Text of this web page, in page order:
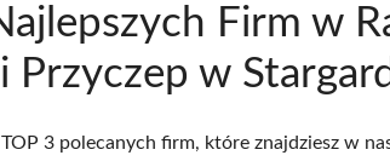
Firm w
Przyczep w
3 polecanych firm, które znajdziesz w